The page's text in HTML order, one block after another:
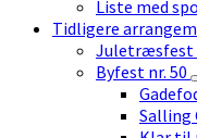
Liste med
Tidligere
Juletræsfest
Byfest nr. 50
Salling